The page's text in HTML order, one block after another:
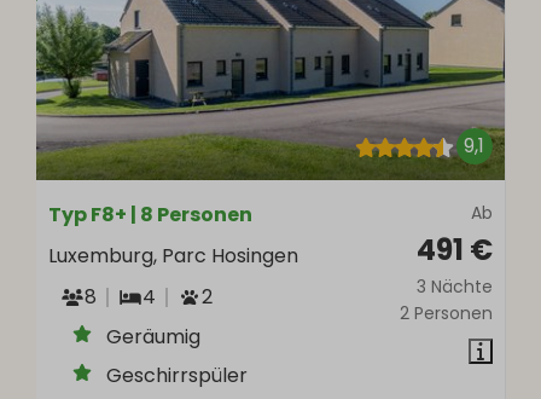
9,1
Ab
491 €
3 Nächte
2 Personen
Typ F8+ | 8 Personen
Luxemburg, Parc Hosingen
8
4
2
Geräumig
Geschirrspüler